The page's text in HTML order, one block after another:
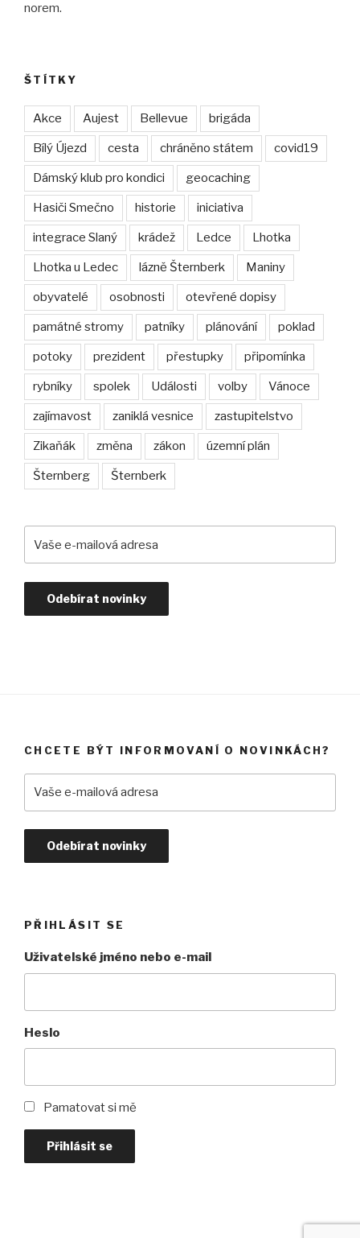
norem.
ŠTÍTKY
Akce Aujest Bellevue brigáda
Bílý Újezd cesta chráněno státem covid19
Dámský klub pro kondici geocaching
Hasiči Smečno historie iniciativa
integrace Slaný krádež Ledce Lhotka
Lhotka u Ledec lázně Šternberk Maniny
obyvatelé osobnosti otevřené dopisy
památné stromy patníky plánování poklad
potoky prezident přestupky připomínka
rybníky spolek Události volby Vánoce
zajímavost zaniklá vesnice zastupitelstvo
Zikaňák změna zákon územní plán
Šternberg Šternberk
CHCETE BÝT INFORMOVANÍ O NOVINKÁCH?
PŘIHLÁSIT SE
Uživatelské jméno nebo e-mail
Heslo
Pamatovat si mě
Přihlásit se